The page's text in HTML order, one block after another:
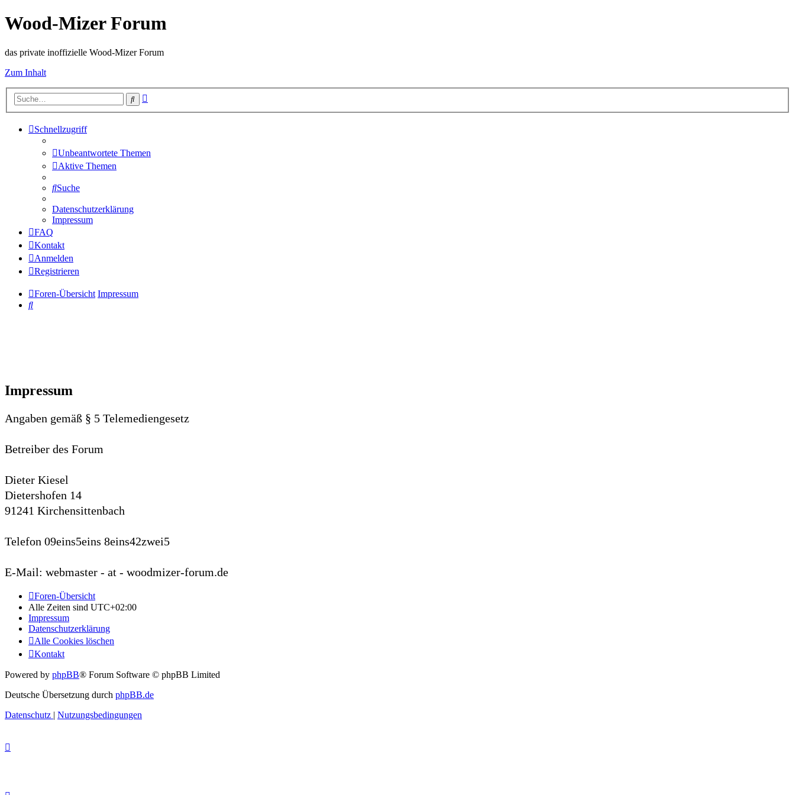
Wood-Mizer Forum
das private inoffizielle Wood-Mizer Forum
Zum Inhalt
Suche
Schnellzugriff
Unbeantwortete Themen
Aktive Themen
Suche
Datenschutzerklärung
Impressum
FAQ
Kontakt
Anmelden
Registrieren
Foren-Übersicht Impressum
Suche
Impressum
Angaben gemäß § 5 Telemediengesetz
Betreiber des Forum
Dieter Kiesel
Dietershofen 14
91241 Kirchensittenbach
Telefon 09eins5eins 8eins42zwei5
E-Mail: webmaster - at - woodmizer-forum.de
Foren-Übersicht
Alle Zeiten sind UTC+02:00
Impressum
Datenschutzerklärung
Alle Cookies löschen
Kontakt
Powered by phpBB® Forum Software © phpBB Limited
Deutsche Übersetzung durch phpBB.de
Datenschutz | Nutzungsbedingungen